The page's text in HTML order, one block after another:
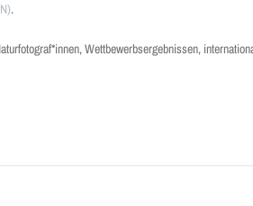
.
Wettbewerbsergebnissen,